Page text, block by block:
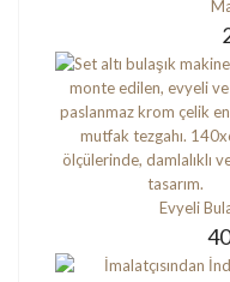
Evyeli